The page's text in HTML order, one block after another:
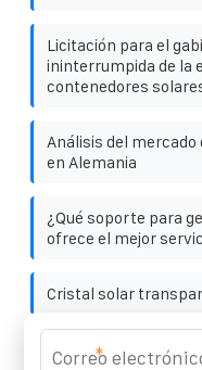
Licitación para el
ininterrumpida de la
contenedores
Análisis del
en Alemania
¿Qué soporte para
ofrece el mejor
Cristal solar
Suriname Smart
*